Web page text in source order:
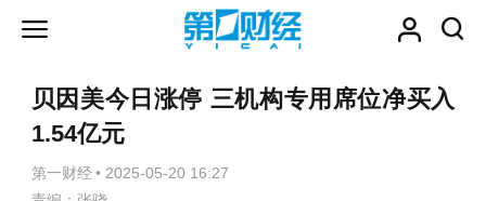
贝因美今日涨停 三机构专用席位净买入
1.54亿元
第一财经 • 2025-05-20 16:27